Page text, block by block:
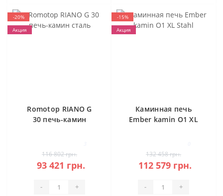
-20%
Акция
Romotop RIANO G
30 печь-камин
116 802 грн.
93 421 грн.
- +
-15%
Акция
Каминная печь
Ember kamin O1 XL
132 458 грн.
112 579 грн.
- +